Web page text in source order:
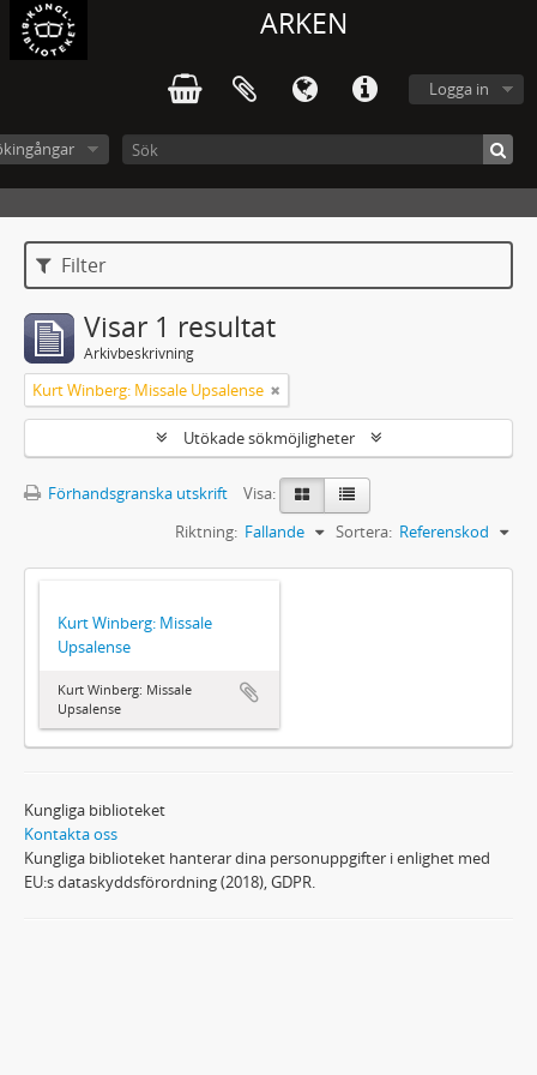
ARKEN
Logga in
Filter
Visar 1 resultat
Arkivbeskrivning
Kurt Winberg: Missale Upsalense
Utökade sökmöjligheter
Förhandsgranska utskrift
Visa:
Sortera: Referenskod
Riktning: Fallande
Kurt Winberg: Missale
Upsalense
Kurt Winberg: Missale
Upsalense
Kungliga biblioteket
Kontakta oss
Kungliga biblioteket hanterar dina personuppgifter i enlighet med
EU:s dataskyddsförordning (2018), GDPR.